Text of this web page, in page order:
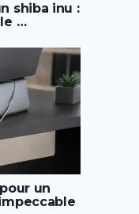
shiba inu :
…
un